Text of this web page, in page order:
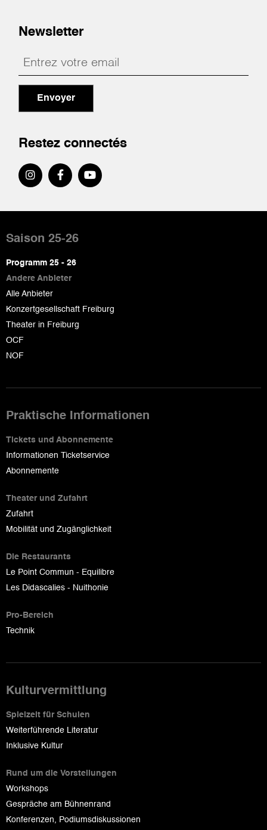
Newsletter
Envoyer
Restez connectés
de
page
Saison 25-26
Programm 25 - 26
Andere Anbieter
Alle Anbieter
Konzertgesellschaft Freiburg
Theater in Freiburg
OCF
NOF
Praktische Informationen
Tickets und Abonnemente
Informationen Ticketservice
Abonnemente
Theater und Zufahrt
Zufahrt
Mobilität und Zugänglichkeit
Die Restaurants
Le Point Commun - Equilibre
Les Didascalies - Nuithonie
Pro-Bereich
Technik
Kulturvermittlung
Spielzeit für Schulen
Weiterführende Literatur
Inklusive Kultur
Rund um die Vorstellungen
Workshops
Gespräche am Bühnenrand
Konferenzen, Podiumsdiskussionen